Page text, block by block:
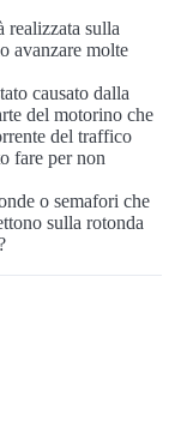
realizzata sulla
avanzare molte
causato dalla
del motorino che
del traffico
fare per non
o semafori che
sulla rotonda